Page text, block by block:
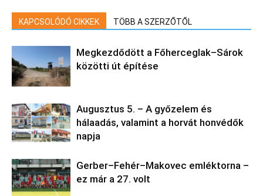
KAPCSOLÓDÓ CIKKEK TÖBB A SZERZŐTŐL
Megkezdődött a Főherceglak–Sárok
közötti út építése
Augusztus 5. – A győzelem és
hálaadás, valamint a horvát honvédők
napja
Gerber–Fehér–Makovec emléktorna –
ez már a 27. volt